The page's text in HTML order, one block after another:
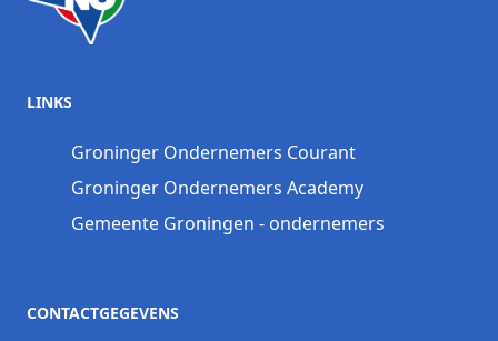
LINKS
Groninger Ondernemers Courant
Groninger Ondernemers Academy
Gemeente Groningen - ondernemers
CONTACTGEGEVENS